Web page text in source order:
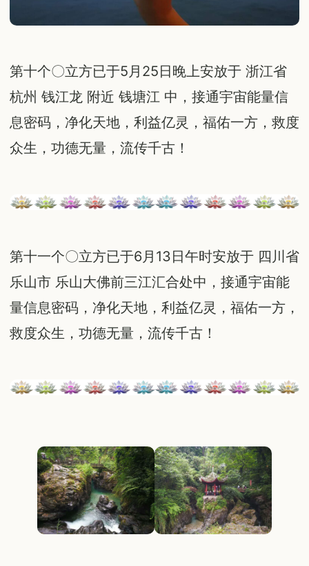
第十个〇立方已于5月25日晚上安放于 浙江省
杭州 钱江龙 附近 钱塘江 中，接通宇宙能量信
息密码，净化天地，利益亿灵，福佑一方，救度
众生，功德无量，流传千古！
第十一个〇立方已于6月13日午时安放于 四川省
乐山市 乐山大佛前三江汇合处中，接通宇宙能
量信息密码，净化天地，利益亿灵，福佑一方，
救度众生，功德无量，流传千古！